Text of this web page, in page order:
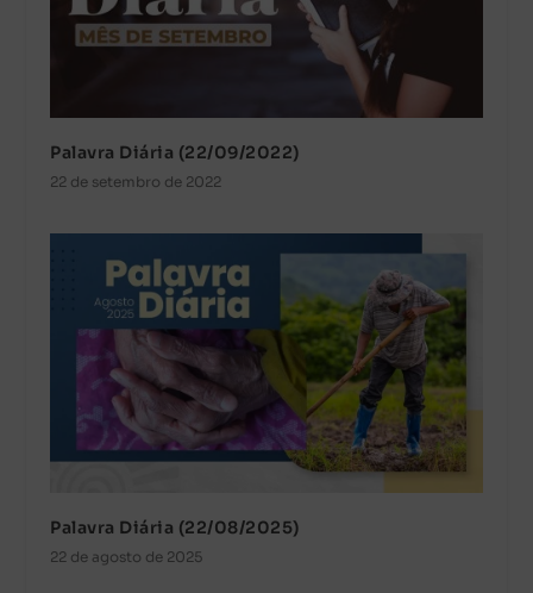
Palavra Diária (22/09/2022)
22 de setembro de 2022
Palavra Diária (22/08/2025)
22 de agosto de 2025